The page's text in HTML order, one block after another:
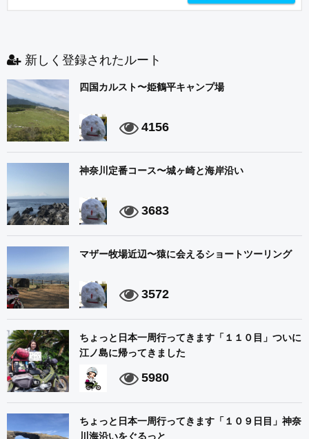
新しく登録されたルート
四国カルスト〜姫鶴平キャンプ場
4156
神奈川定番コース〜城ヶ崎と海岸沿い
3683
マザー牧場近辺〜猿に会えるショートツーリング
3572
ちょっと日本一周行ってきます「１１０目」ついに
江ノ島に帰ってきました
5980
ちょっと日本一周行ってきます「１０９日目」神奈
川海沿いをぐるっと